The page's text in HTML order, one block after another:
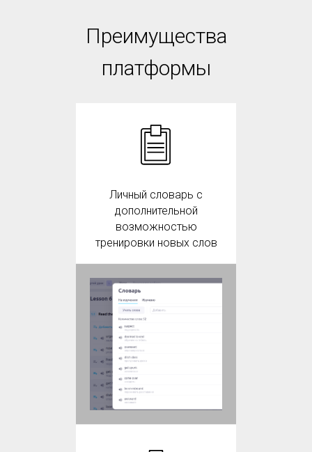
Преимущества
платформы
Личный словарь с
дополнительной
возможностью
тренировки новых слов